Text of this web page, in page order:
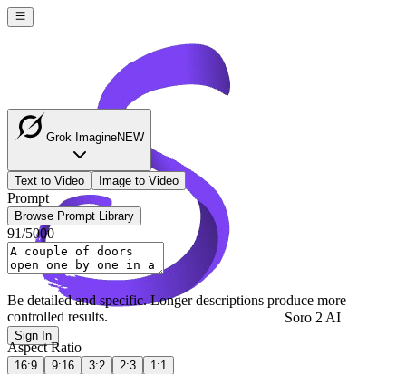
Soro 2 AI
Sign In
Grok ImagineNEW
Text to Video Image to Video
Prompt
Browse Prompt Library
91/5000
Be detailed and specific. Longer descriptions produce more
controlled results.
Aspect Ratio
16:9 9:16 3:2 2:3 1:1